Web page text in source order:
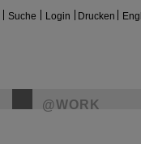
Suche Login Drucken
@WORK